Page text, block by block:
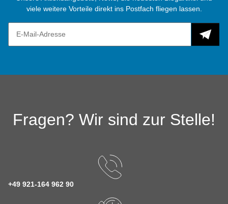
viele weitere Vorteile direkt ins Postfach fliegen lassen.
Fragen? Wir sind zur Stelle!
+49 921-164 962 90